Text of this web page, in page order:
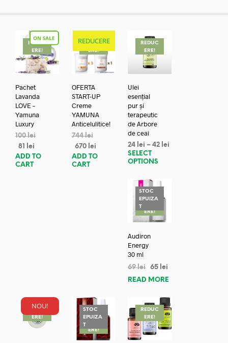
REDUC
ERE!
Pachet
Lavanda
LOVE –
Yamuna
Luxury
100lei
81
lei
ADD TO
CART
REDUCERE
REDUC
ERE!
OFERTA
START-UP
Creme
YAMUNA
Anticelulitice!
744lei
670 lei
ADD TO
CART
REDUC
ERE!
Ulei
esențial
pur și
terapeutic
de Arbore
de ceai
24 lei –42 lei
SELECT
OPTIONS
STOC
EPUIZA
TREDUC
ERE!
Audiron
Energy
30 ml
69lei 65 lei
READ MORE
NOU!
REDUC
ERE!
STOC
EPUIZA
TREDUC
ERE!
REDUC
ERE!